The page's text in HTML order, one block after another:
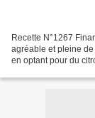
Recette N°1267 Financiers aux écorces de citron confit Voici une recette
agréable et pleine
en optant pour du